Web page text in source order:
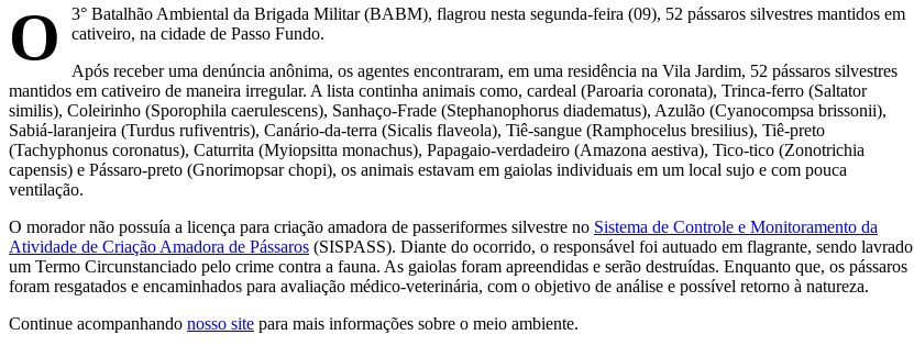
O
3° Batalhão Ambiental da Brigada Militar (BABM), flagrou nesta segunda-feira (09), 52 pássaros silvestres mantidos em
cativeiro, na cidade de Passo Fundo.
Após receber uma denúncia anônima, os agentes encontraram, em uma residência na Vila Jardim, 52 pássaros silvestres
mantidos em cativeiro de maneira irregular. A lista continha animais como, cardeal (Paroaria coronata), Trinca-ferro (Saltator
similis), Coleirinho (Sporophila caerulescens), Sanhaço-Frade (Stephanophorus diadematus), Azulão (Cyanocompsa brissonii),
Sabiá-laranjeira (Turdus rufiventris), Canário-da-terra (Sicalis flaveola), Tiê-sangue (Ramphocelus bresilius), Tiê-preto
(Tachyphonus coronatus), Caturrita (Myiopsitta monachus), Papagaio-verdadeiro (Amazona aestiva), Tico-tico (Zonotrichia
capensis) e Pássaro-preto (Gnorimopsar chopi), os animais estavam em gaiolas individuais em um local sujo e com pouca
ventilação.
O morador não possuía a licença para criação amadora de passeriformes silvestre no Sistema de Controle e Monitoramento da
Atividade de Criação Amadora de Pássaros (SISPASS). Diante do ocorrido, o responsável foi autuado em flagrante, sendo lavrado
um Termo Circunstanciado pelo crime contra a fauna. As gaiolas foram apreendidas e serão destruídas. Enquanto que, os pássaros
foram resgatados e encaminhados para avaliação médico-veterinária, com o objetivo de análise e possível retorno à natureza.
Continue acompanhando nosso site para mais informações sobre o meio ambiente.